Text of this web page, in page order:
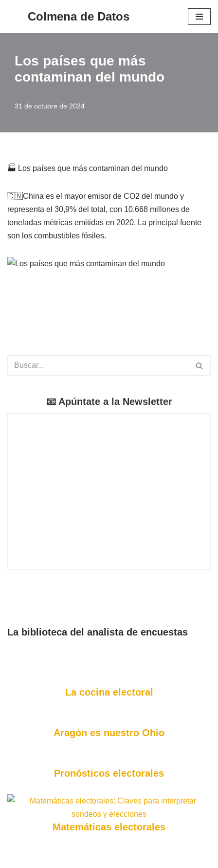
Colmena de Datos
Los países que más
contaminan del mundo
31 de octubre de 2024
🏭 Los países que más contaminan del mundo
🇨🇳China es el mayor emisor de CO2 del mundo y
representa el 30,9% del total, con 10.668 millones de
toneladas métricas emitidas en 2020. La principal fuente
son los combustibles fósiles.
📧 Apúntate a la Newsletter
La biblioteca del analista de encuestas
La cocina electoral
Aragón es nuestro Ohio
Pronósticos electorales
Matemáticas electorales